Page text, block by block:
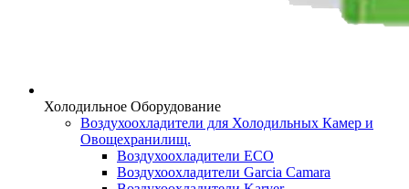
Холодильное Оборудование
Воздухоохладители для Холодильных Камер и
Овощехранилищ.
Воздухоохладители ECO
Воздухоохладители Garcia Camara